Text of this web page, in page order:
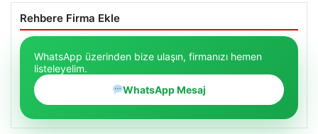
Rehbere Firma Ekle
WhatsApp üzerinden bize ulaşın, firmanızı hemen
listeleyelim.
WhatsApp Mesaj